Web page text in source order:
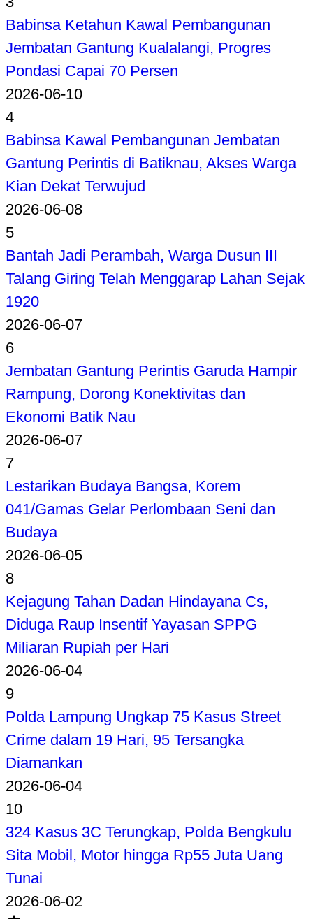
Babinsa Ketahun Kawal Pembangunan
Jembatan Gantung Kualalangi, Progres
Pondasi Capai 70 Persen
2026-06-10
4
Babinsa Kawal Pembangunan Jembatan
Gantung Perintis di Batiknau, Akses Warga
Kian Dekat Terwujud
2026-06-08
5
Bantah Jadi Perambah, Warga Dusun III
Talang Giring Telah Menggarap Lahan Sejak
1920
2026-06-07
6
Jembatan Gantung Perintis Garuda Hampir
Rampung, Dorong Konektivitas dan
Ekonomi Batik Nau
2026-06-07
7
Lestarikan Budaya Bangsa, Korem
041/Gamas Gelar Perlombaan Seni dan
Budaya
2026-06-05
8
Kejagung Tahan Dadan Hindayana Cs,
Diduga Raup Insentif Yayasan SPPG
Miliaran Rupiah per Hari
2026-06-04
9
Polda Lampung Ungkap 75 Kasus Street
Crime dalam 19 Hari, 95 Tersangka
Diamankan
2026-06-04
10
324 Kasus 3C Terungkap, Polda Bengkulu
Sita Mobil, Motor hingga Rp55 Juta Uang
Tunai
2026-06-02